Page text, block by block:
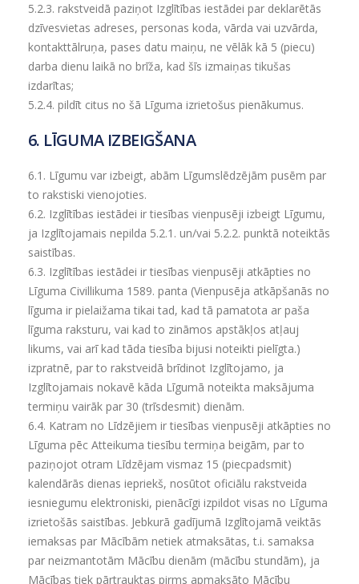
5.2.3. rakstveidā paziņot Izglītības iestādei par deklarētās
dzīvesvietas adreses, personas koda, vārda vai uzvārda,
kontakttālruņa, pases datu maiņu, ne vēlāk kā 5 (piecu)
darba dienu laikā no brīža, kad šīs izmaiņas tikušas
izdarītas;
5.2.4. pildīt citus no šā Līguma izrietošus pienākumus.
6. LĪGUMA IZBEIGŠANA
6.1. Līgumu var izbeigt, abām Līgumslēdzējām pusēm par
to rakstiski vienojoties.
6.2. Izglītības iestādei ir tiesības vienpusēji izbeigt Līgumu,
ja Izglītojamais nepilda 5.2.1. un/vai 5.2.2. punktā noteiktās
saistības.
6.3. Izglītības iestādei ir tiesības vienpusēji atkāpties no
Līguma Civillikuma 1589. panta (Vienpusēja atkāpšanās no
līguma ir pielaižama tikai tad, kad tā pamatota ar paša
līguma raksturu, vai kad to zināmos apstākļos atļauj
likums, vai arī kad tāda tiesība bijusi noteikti pielīgta.)
izpratnē, par to rakstveidā brīdinot Izglītojamo, ja
Izglītojamais nokavē kāda Līgumā noteikta maksājuma
termiņu vairāk par 30 (trīsdesmit) dienām.
6.4. Katram no Līdzējiem ir tiesības vienpusēji atkāpties no
Līguma pēc Atteikuma tiesību termiņa beigām, par to
paziņojot otram Līdzējam vismaz 15 (piecpadsmit)
kalendārās dienas iepriekš, nosūtot oficiālu rakstveida
iesniegumu elektroniski, pienācīgi izpildot visas no Līguma
izrietošās saistības. Jebkurā gadījumā Izglītojamā veiktās
iemaksas par Mācībām netiek atmaksātas, t.i. samaksa
par neizmantotām Mācību dienām (mācību stundām), ja
Mācības tiek pārtrauktas pirms apmaksāto Mācību